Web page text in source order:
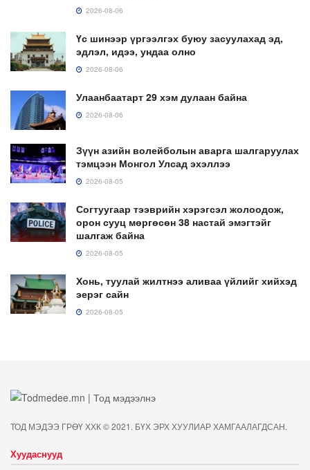
2026-08-06
Үс шинээр үргээлгэх буюу засуулахад эд,
эдлэл, идээ, ундаа олно
2026-08-06
Улаанбаатарт 29 хэм дулаан байна
2026-08-06
Зүүн азийн волейболын аварга шалгаруулах
тэмцээн Монгол Улсад эхэллээ
2026-08-05
Согтуугаар тээврийн хэрэгсэл жолоодож,
орон сууц мөргөсөн 38 настай эмэгтэйг
шалгаж байна
2026-08-05
Хонь, туулай жилтнээ аливаа үйлийг хийхэд
эерэг сайн
2026-08-05
ТОД МЭДЭЭ ГРӨҮ ХХК © 2021. БҮХ ЭРХ ХУУЛИАР ХАМГААЛАГДСАН.
Хуудаснууд